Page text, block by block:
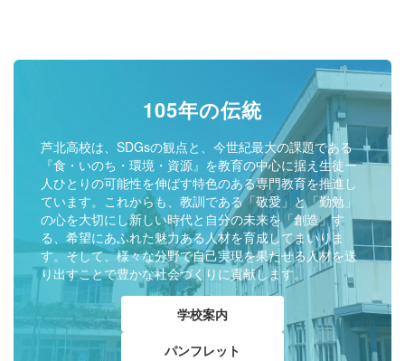
105年の伝統
芦北高校は、SDGsの観点と、今世紀最大の課題である
『食・いのち・環境・資源』を教育の中心に据え生徒一
人ひとりの可能性を伸ばす特色のある専門教育を推進し
ています。これからも、教訓である「敬愛」と「勤勉」
の心を大切にし新しい時代と自分の未来を「創造」す
る、希望にあふれた魅力ある人材を育成してまいりま
す。そして、様々な分野で自己実現を果たせる人材を送
り出すことで豊かな社会づくりに貢献します。
学校案内
パンフレット